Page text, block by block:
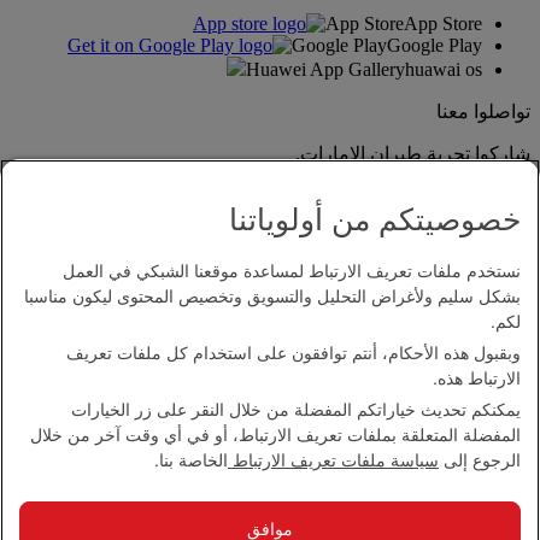
App StoreApp Store
Google PlayGoogle Play
Huawei App Galleryhuawai os
تواصلوا معنا
شاركوا تجربة طيران الإمارات.
بيان إمكانية الدخول
اتصل بنا
سياسة الخصوصية
الشروط والأحكام
سياسة ملفات تعريف الارتباط
بيان الشفافية بموجب قانون مكافحة العبودية الحديثة
خصوصيتكم من أولوياتنا
نستخدم ملفات تعريف الارتباط لمساعدة موقعنا الشبكي في العمل
بشكل سليم ولأغراض التحليل والتسويق وتخصيص المحتوى ليكون مناسبا
لكم.
وبقبول هذه الأحكام، أنتم توافقون على استخدام كل ملفات تعريف
الارتباط هذه.
يمكنكم تحديث خياراتكم المفضلة من خلال النقر على زر الخيارات
المفضلة المتعلقة بملفات تعريف الارتباط، أو في أي وقت آخر من خلال
الرجوع إلى سياسة ملفات تعريف الارتباط الخاصة بنا.
موافق